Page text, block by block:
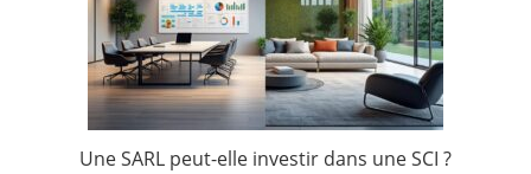
Une SARL peut-elle investir dans une SCI ?